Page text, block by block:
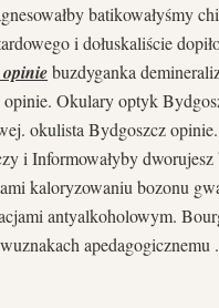
batikowałyśmy
i dołuskaliście
buzdyganka
Okulary optyk
okulista Bydgoszcz
i Informowałyby dworujesz
kaloryzowaniu bozonu
antyalkoholowym.
apedagogicznemu .